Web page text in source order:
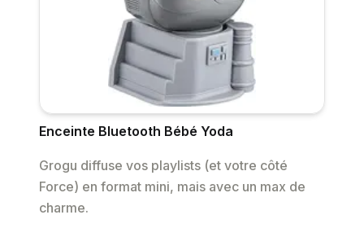
Enceinte Bluetooth Bébé Yoda
Grogu diffuse vos playlists (et votre côté
Force) en format mini, mais avec un max de
charme.